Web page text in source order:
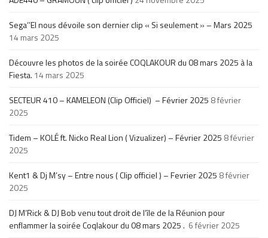
Sega’’El nous dévoile son dernier clip « Si seulement » – Mars 2025
14 mars 2025
Découvre les photos de la soirée COQLAKOUR du 08 mars 2025 à la
Fiesta. 14 mars 2025
SECTEUR 410 – KAMELEON (Clip Officiel) – Février 2025 8 février
2025
Tidem – KOLÉ ft. Nicko Real Lion ( Vizualizer) – Février 2025 8 février
2025
Kent1 & Dj M’sy – Entre nous ( Clip officiel ) – Fevrier 2025 8 février
2025
DJ M’Rick & DJ Bob venu tout droit de l’île de la Réunion pour
enflammer la soirée Coqlakour du 08 mars 2025 . 6 février 2025